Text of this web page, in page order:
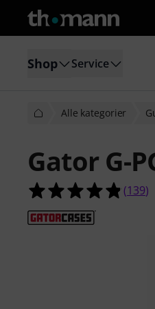
Shop Service
Alle kategorier
Gator G-
4.8
(139)